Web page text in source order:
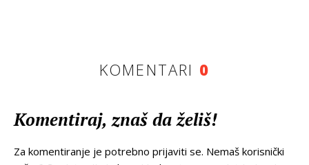
KOMENTARI 0
Komentiraj, znaš da želiš!
Za komentiranje je potrebno prijaviti se. Nemaš korisnički